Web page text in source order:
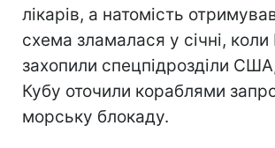
лікарів, а натомість
схема зламалася у січні,
захопили спецпідрозділи
Кубу оточили кораблями
морську блокаду.